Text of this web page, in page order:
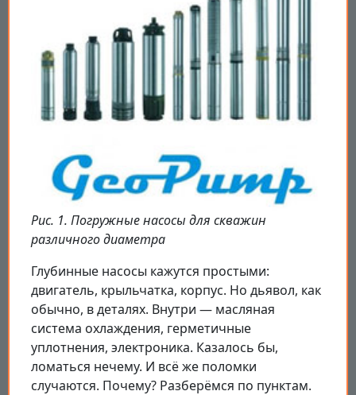
Рис. 1. Погружные насосы для скважин
различного диаметра
Глубинные насосы кажутся простыми:
двигатель, крыльчатка, корпус. Но дьявол, как
обычно, в деталях. Внутри — масляная
система охлаждения, герметичные
уплотнения, электроника. Казалось бы,
ломаться нечему. И всё же поломки
случаются. Почему? Разберёмся по пунктам.